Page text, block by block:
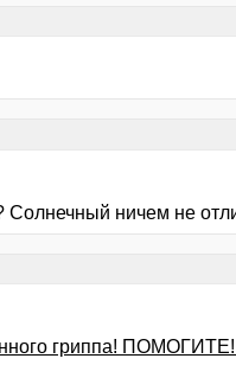
Солнечный ничем не
гриппа! ПОМОГИТЕ!